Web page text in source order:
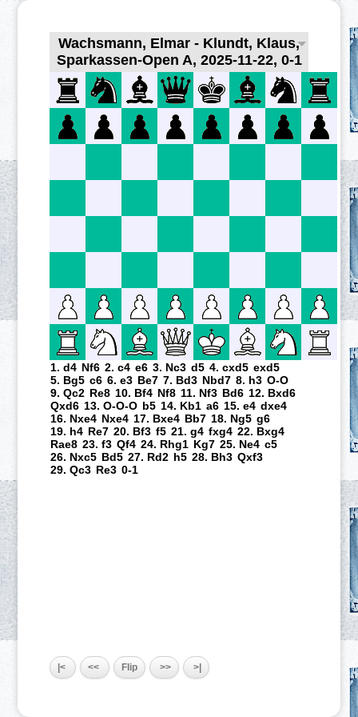
Wachsmann, Elmar - Klundt, Klaus,
Sparkassen-Open A, 2025-11-22, 0-1
1. d4 Nf6 2. c4 e6 3. Nc3 d5 4. cxd5 exd5
5. Bg5 c6 6. e3 Be7 7. Bd3 Nbd7 8. h3 O-O
9. Qc2 Re8 10. Bf4 Nf8 11. Nf3 Bd6 12. Bxd6
Qxd6 13. O-O-O b5 14. Kb1 a6 15. e4 dxe4
16. Nxe4 Nxe4 17. Bxe4 Bb7 18. Ng5 g6
19. h4 Re7 20. Bf3 f5 21. g4 fxg4 22. Bxg4
Rae8 23. f3 Qf4 24. Rhg1 Kg7 25. Ne4 c5
26. Nxc5 Bd5 27. Rd2 h5 28. Bh3 Qxf3
29. Qc3 Re3 0-1
|< << Flip >> >|